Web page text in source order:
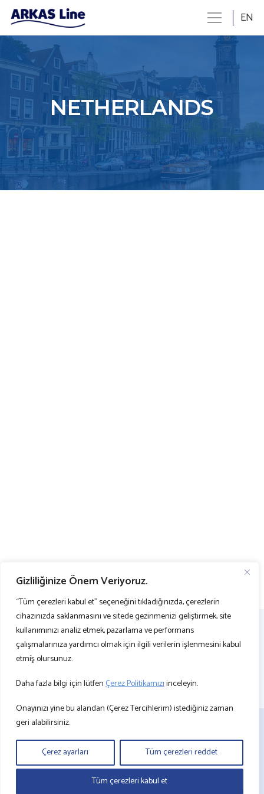
Gizliliğinize Önem Veriyoruz.
“Tüm çerezleri kabul et” seçeneğini tıkladığınızda, çerezlerin
cihazınızda saklanmasını ve sitede gezinmenizi geliştirmek, site
kullanımınızı analiz etmek, pazarlama ve performans
çalışmalarınıza yardımcı olmak için ilgili verilerin işlenmesini kabul
etmiş olursunuz.
Daha fazla bilgi için lütfenÇerez Politikamızıinceleyin.
Onayınızı yine bu alandan (Çerez Tercihlerim) istediğiniz zaman
geri alabilirsiniz.
Çerez ayarları Tüm çerezleri reddet
Tüm çerezleri kabul et
EN
NETHERLANDS
KVKK
ÇEREZ POLİTİKASI
BİLGİ TOPLUMU HİZMETLERİ